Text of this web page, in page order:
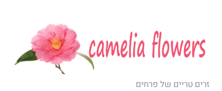
זרים טריים של פרחים